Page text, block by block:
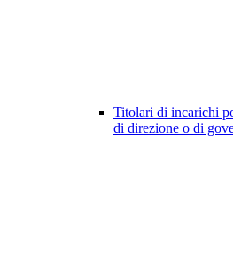
Titolari di incarichi
di direzione o di